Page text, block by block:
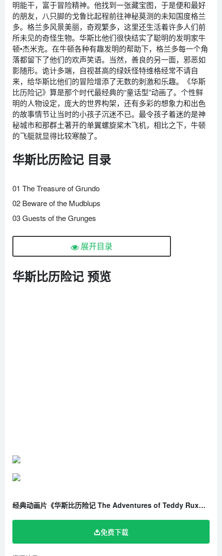
明能干，富于冒险精神。他找到一张藏宝图，于是便和最好
的朋友，八只脚的戈鲁比起程前往神秘莫测的未知国度格兰
多。格兰多风景美丽，奇观繁多，这里还生活着许多人们前
所未见的奇怪生物。华斯比他们很快结实了聪明的发明家牛
顿•杰米克。在牛顿各种有趣发明的帮助下，格兰多每一个角
落都留下了他们的欢声笑语。当然，善良的另一面，邪恶如
影随形。诡计多端，自视甚高的绿妖怪特维格经常不请自
来，给华斯比他们的冒险增添了无数的刺激和乐趣。《华斯
比历险记》算是那个时代最经典的“童话型”动画了。个性鲜
明的人物设定，庞大的世界构架，还有多彩的想象力和出色
的故事情节让当时的小孩子沉迷不已。最令孩子着迷的是神
秘城市和那群土著开的单翼螺旋桨木飞机，相比之下，牛顿
的飞艇就显得比较寒酸了。
华斯比历险记 目录
01 The Treasure of Grundo
02 Beware of the Mudblups
03 Guests of the Grunges
05 Escape from the Treacherous Mountain
07 Grubby’s Romance
19 Elves and Woodsprites
22 King Nogburt’s Castle
25 Through Tweeg’s Fingers
展开目录
华斯比历险记 预览
经典动画片《华斯比历险记 The Adventures of Teddy Ruxpin》全65集 国语版 高清/MP4/11.40G 百度云网盘下载
免费下载